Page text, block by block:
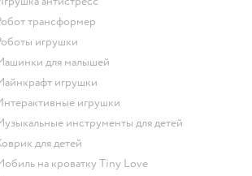
Робот трансформер
Роботы игрушки
Машинки для малышей
Майнкрафт игрушки
Интерактивные игрушки
Музыкальные инструменты для детей
Коврик для детей
Мобиль на кроватку Tiny Love